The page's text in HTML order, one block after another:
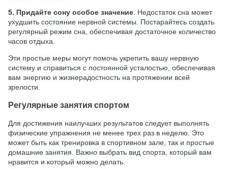
5. Придайте сону особое значение . Недостаток сна может
ухудшить состояние нервной системы. Постарайтесь создать
регулярный режим сна, обеспечивая достаточное количество
часов отдыха.
Эти простые меры могут помочь укрепить вашу нервную
систему и справиться с постоянной усталостью, обеспечивая
вам энергию и жизнерадостность на протяжении всей
зрелости.
Регулярные занятия спортом
Для достижения наилучших результатов следует выполнять
физические упражнения не менее трех раз в неделю. Это
может быть как тренировка в спортивном зале, так и простые
домашние занятия. Важно выбрать вид спорта, который вам
нравится и который можно делать.